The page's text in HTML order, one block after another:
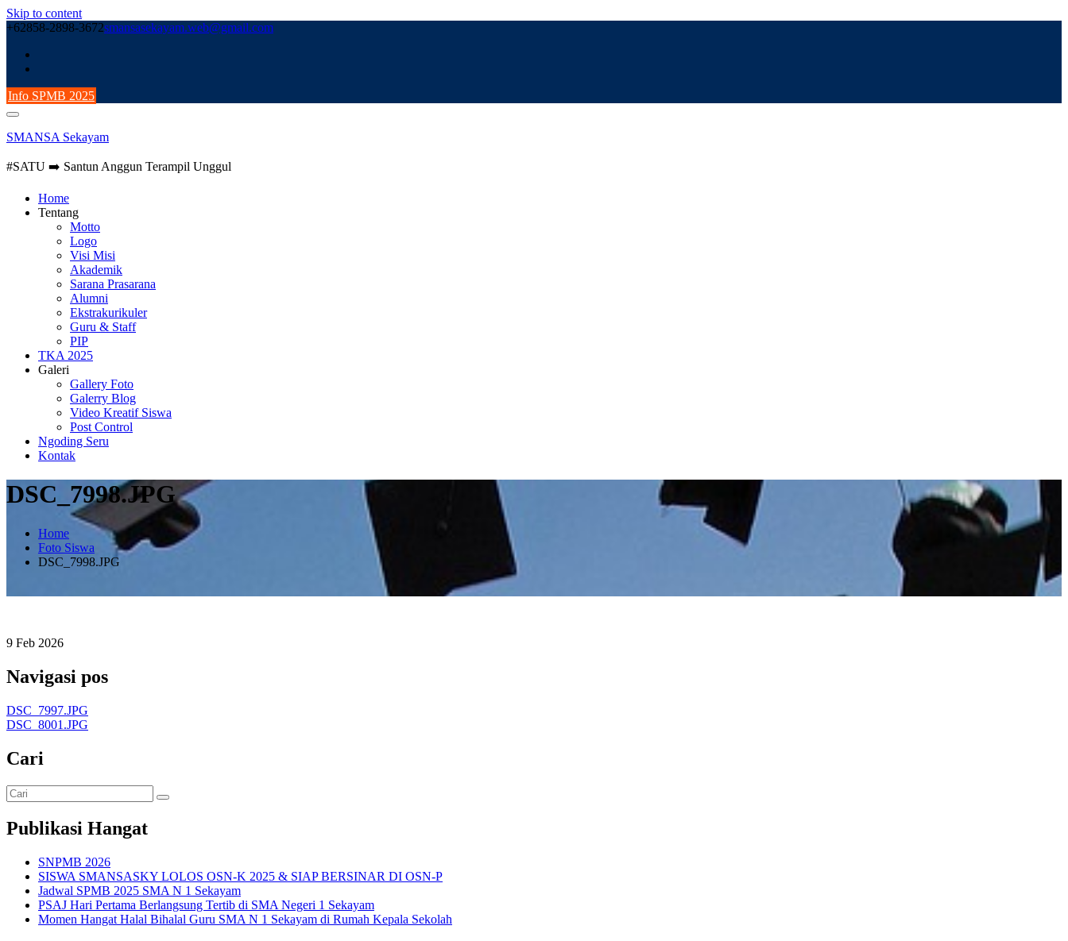
Skip to content
+62858-2898-3672smansasekayam.web@gmail.com
Info SPMB 2025
SMANSA Sekayam
#SATU ➡️ Santun Anggun Terampil Unggul
Home
Tentang
Motto
Logo
Visi Misi
Akademik
Sarana Prasarana
Alumni
Ekstrakurikuler
Guru & Staff
PIP
TKA 2025
Galeri
Gallery Foto
Galerry Blog
Video Kreatif Siswa
Post Control
Ngoding Seru
Kontak
DSC_7998.JPG
Home
Foto Siswa
DSC_7998.JPG
9 Feb 2026
Navigasi pos
DSC_7997.JPG
DSC_8001.JPG
Cari
Publikasi Hangat
SNPMB 2026
SISWA SMANSASKY LOLOS OSN-K 2025 & SIAP BERSINAR DI OSN-P
Jadwal SPMB 2025 SMA N 1 Sekayam
PSAJ Hari Pertama Berlangsung Tertib di SMA Negeri 1 Sekayam
Momen Hangat Halal Bihalal Guru SMA N 1 Sekayam di Rumah Kepala Sekolah